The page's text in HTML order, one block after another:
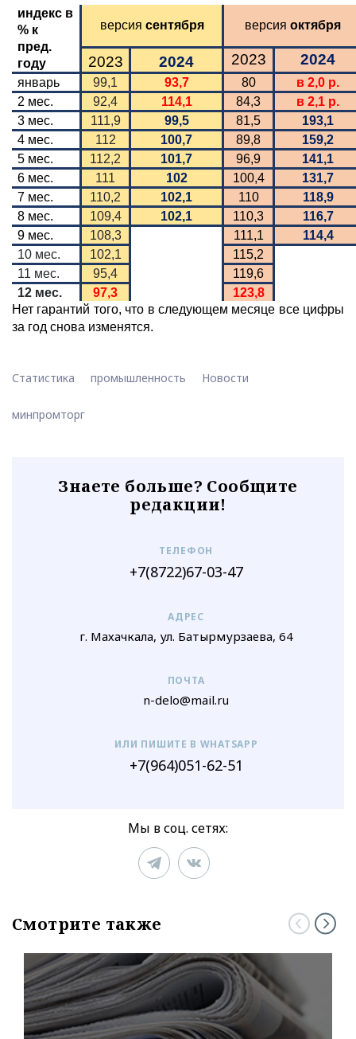
индекс в
% к
пред.
году
версия сентября версия октября
2023 2024 2023 2024
январь 99,1 93,7 80
в 2,0 р.
2 мес.
92,4 114,1 84,3
в 2,1 р.
3 мес.
111,9 99,5 81,5
193,1
4 мес.
112 100,7 89,8
159,2
5 мес.
112,2 101,7 96,9
141,1
6 мес.
111 102 100,4
131,7
7 мес.
110,2 102,1 110
118,9
8 мес.
109,4 102,1 110,3
116,7
9 мес.
108,3 111,1
114,4
10 мес.
102,1
115,2
11 мес.
95,4
119,6
12 мес.
97,3
123,8
Нет гарантий того, что в следующем месяце все цифры
за год снова изменятся.
Статистика промышленность Новости
минпромторг
Знаете больше? Сообщите
редакции!
ТЕЛЕФОН
+7(8722)67-03-47
АДРЕС
г. Махачкала, ул. Батырмурзаева, 64
ПОЧТА
n-delo@mail.ru
ИЛИ ПИШИТЕ В WHATSAPP
+7(964)051-62-51
Мы в соц. сетях:
Смотрите также